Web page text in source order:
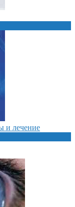
и лечение